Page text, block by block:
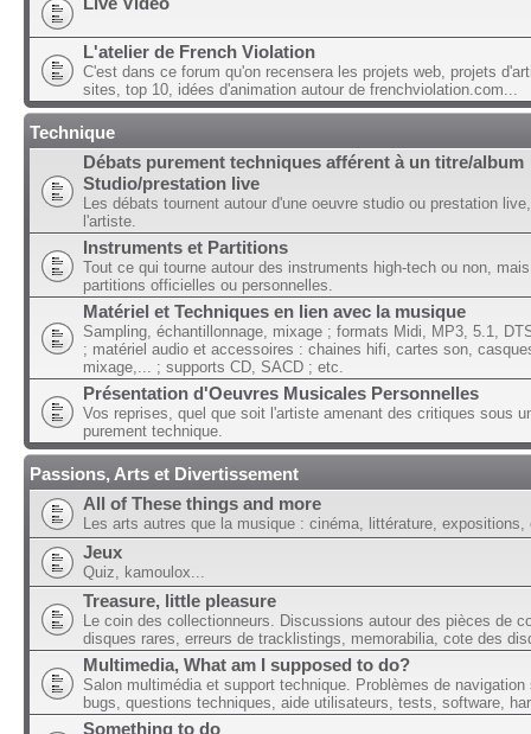
L'atelier de French Violation
C'est dans ce forum qu'on recensera les projets web, projets
sites, top 10, idées d'animation autour de frenchviolation.com...
Technique
Débats purement techniques afférent à un titre/album
Studio/prestation live
Les débats tournent autour d'une oeuvre studio ou prestation
l'artiste.
Instruments et Partitions
Tout ce qui tourne autour des instruments high-tech ou non,
partitions officielles ou personnelles.
Matériel et Techniques en lien avec la musique
Sampling, échantillonnage, mixage ; formats Midi, MP3, 5.1,
; matériel audio et accessoires : chaines hifi, cartes son,
mixage,... ; supports CD, SACD ; etc.
Présentation d'Oeuvres Musicales Personnelles
Vos reprises, quel que soit l'artiste amenant des critiques sous
purement technique.
Passions, Arts et Divertissement
All of These things and more
Les arts autres que la musique : cinéma, littérature, expositions,
Jeux
Quiz, kamoulox...
Treasure, little pleasure
Le coin des collectionneurs. Discussions autour des pièces de
disques rares, erreurs de tracklistings, memorabilia, cote des
Multimedia, What am I supposed to do?
Salon multimédia et support technique. Problèmes de navigation
bugs, questions techniques, aide utilisateurs, tests, software,
Something to do